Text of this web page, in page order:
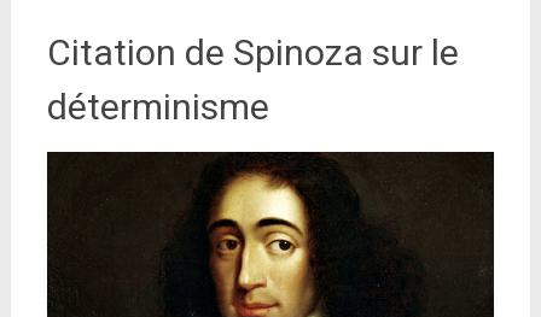
Citation de Spinoza sur le
déterminisme